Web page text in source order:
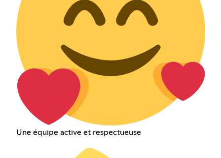
Une équipe active et respectueuse